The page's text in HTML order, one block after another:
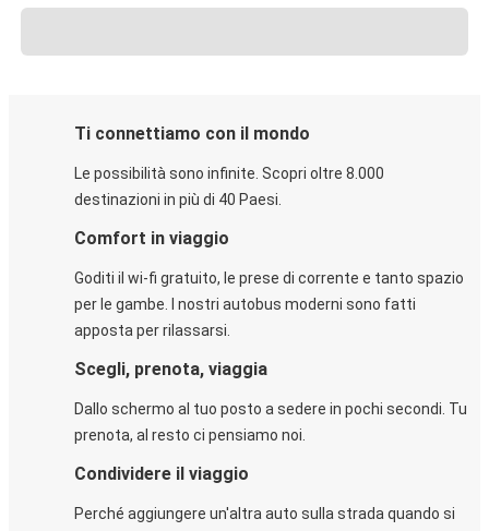
Ti connettiamo con il mondo
Le possibilità sono infinite. Scopri oltre 8.000
destinazioni in più di 40 Paesi.
Comfort in viaggio
Goditi il wi-fi gratuito, le prese di corrente e tanto spazio
per le gambe. I nostri autobus moderni sono fatti
apposta per rilassarsi.
Scegli, prenota, viaggia
Dallo schermo al tuo posto a sedere in pochi secondi. Tu
prenota, al resto ci pensiamo noi.
Condividere il viaggio
Perché aggiungere un'altra auto sulla strada quando si